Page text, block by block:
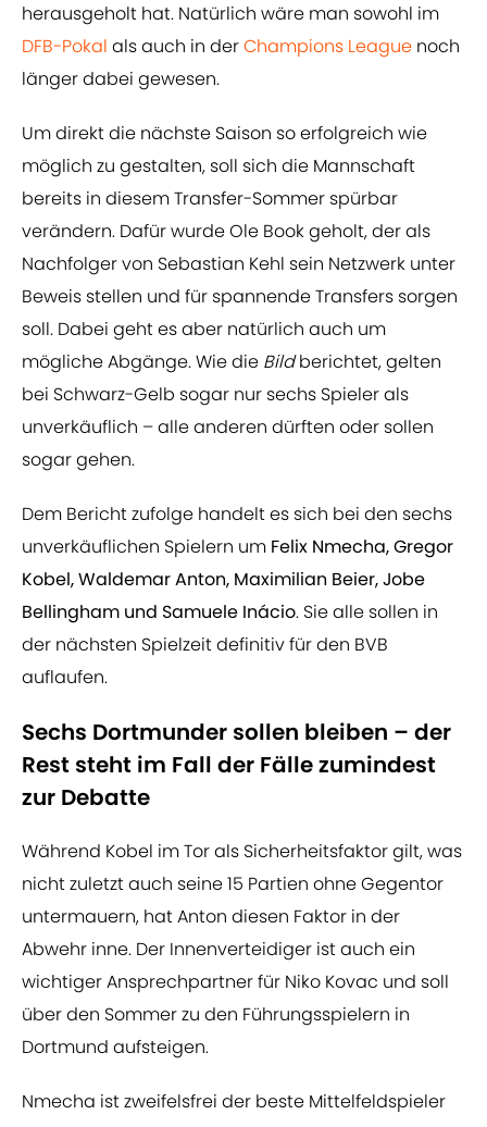
herausgeholt hat. Natürlich wäre man sowohl im
DFB-Pokal als auch in derChampions League noch
länger dabei gewesen.
Um direkt die nächste Saison so erfolgreich wie
möglich zu gestalten, soll sich die Mannschaft
bereits in diesem Transfer-Sommer spürbar
verändern. Dafür wurde Ole Book geholt, der als
Nachfolger von Sebastian Kehl sein Netzwerk unter
Beweis stellen und für spannende Transfers sorgen
soll. Dabei geht es aber natürlich auch um
mögliche Abgänge. Wie die Bildberichtet, gelten
bei Schwarz-Gelb sogar nur sechs Spieler als
unverkäuflich – alle anderen dürften oder sollen
sogar gehen.
Dem Bericht zufolge handelt es sich bei den sechs
unverkäuflichen Spielern um Felix Nmecha, Gregor
Kobel, Waldemar Anton, Maximilian Beier, Jobe
Bellingham und Samuele Inácio. Sie alle sollen in
der nächsten Spielzeit definitiv für den BVB
auflaufen.
Sechs Dortmunder sollen bleiben – der
Rest steht im Fall der Fälle zumindest
zur Debatte
Während Kobel im Tor als Sicherheitsfaktor gilt, was
nicht zuletzt auch seine 15 Partien ohne Gegentor
untermauern, hat Anton diesen Faktor in der
Abwehr inne. Der Innenverteidiger ist auch ein
wichtiger Ansprechpartner für Niko Kovac und soll
über den Sommer zu den Führungsspielern in
Dortmund aufsteigen.
Nmecha ist zweifelsfrei der beste Mittelfeldspieler